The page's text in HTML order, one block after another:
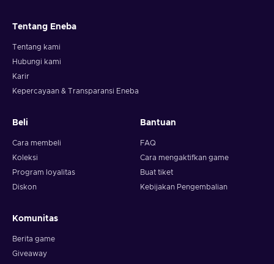
Tentang Eneba
Tentang kami
Hubungi kami
Karir
Kepercayaan & Transparansi Eneba
Beli
Cara membeli
Koleksi
Program loyalitas
Diskon
Bantuan
FAQ
Cara mengaktifkan game
Buat tiket
Kebijakan Pengembalian
Komunitas
Berita game
Giveaway